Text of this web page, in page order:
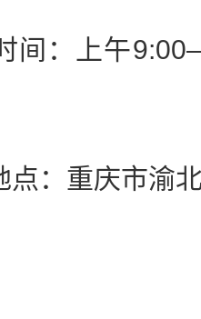
：上午
：重庆市渝北